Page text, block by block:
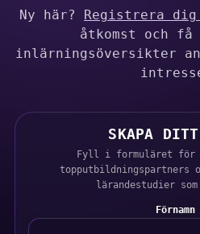
Ny här? Registrera dig
åtkomst och få
inlärningsöversikter
SKAPA DITT
Fyll i formuläret
topputbildningspartners
lärandestudier